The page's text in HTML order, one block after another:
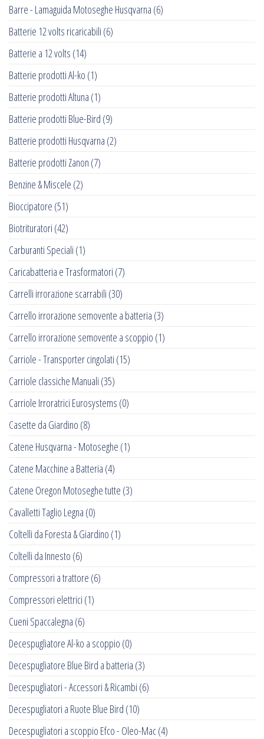
Barre - Lamaguida Motoseghe Husqvarna (6)
Batterie 12 volts ricaricabili (6)
Batterie a 12 volts (14)
Batterie prodotti Al-ko (1)
Batterie prodotti Altuna (1)
Batterie prodotti Blue-Bird (9)
Batterie prodotti Husqvarna (2)
Batterie prodotti Zanon (7)
Benzine & Miscele (2)
Bioccipatore (51)
Biotrituratori (42)
Carburanti Speciali (1)
Caricabatteria e Trasformatori (7)
Carrelli irrorazione scarrabili (30)
Carrello irrorazione semovente a batteria (3)
Carrello irrorazione semovente a scoppio (1)
Carriole - Transporter cingolati (15)
Carriole classiche Manuali (35)
Carriole Irroratrici Eurosystems (0)
Casette da Giardino (8)
Catene Husqvarna - Motoseghe (1)
Catene Macchine a Batteria (4)
Catene Oregon Motoseghe tutte (3)
Cavalletti Taglio Legna (0)
Coltelli da Foresta & Giardino (1)
Coltelli da Innesto (6)
Compressori a trattore (6)
Compressori elettrici (1)
Cueni Spaccalegna (6)
Decespugliatore Al-ko a scoppio (0)
Decespugliatore Blue Bird a batteria (3)
Decespugliatori - Accessori & Ricambi (6)
Decespugliatori a Ruote Blue Bird (10)
Decespugliatori a scoppio Efco - Oleo-Mac(4)